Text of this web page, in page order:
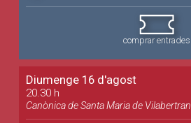
comprar entrades
Diumenge 16 d'agost
20.30 h
Canònica de Santa Maria de Vilabertran